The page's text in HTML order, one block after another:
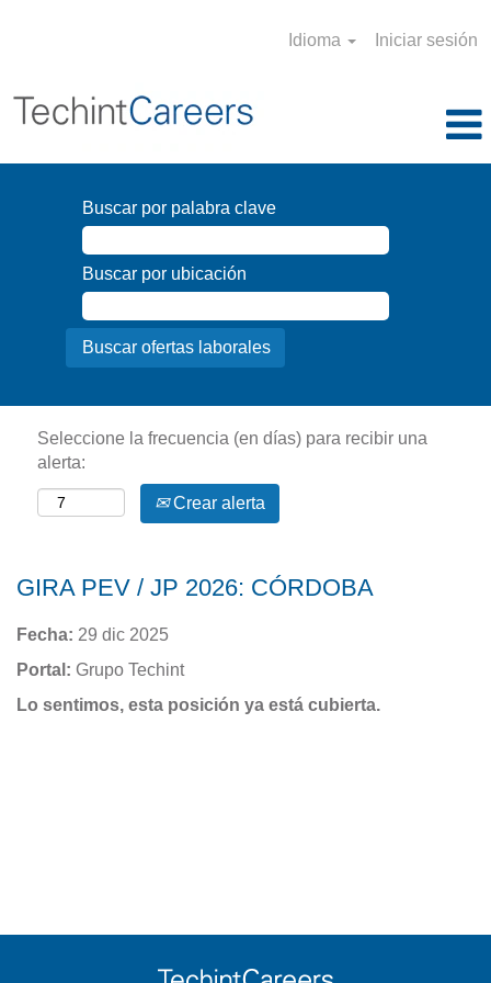
Idioma Iniciar sesión
Buscar por palabra clave
Buscar por ubicación
Seleccione la frecuencia (en días) para recibir una
alerta:
Crear alerta
GIRA PEV / JP 2026: CÓRDOBA
Fecha: 29 dic 2025
Portal: Grupo Techint
Lo sentimos, esta posición ya está cubierta.